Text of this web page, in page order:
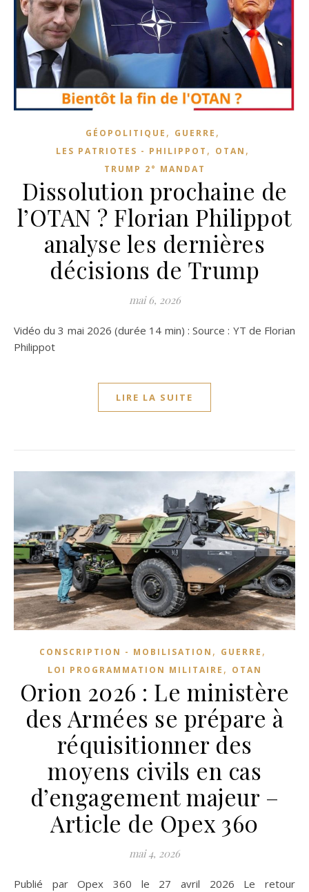
GÉOPOLITIQUE , GUERRE ,
LES PATRIOTES - PHILIPPOT , OTAN ,
TRUMP 2° MANDAT
Dissolution prochaine de
l’OTAN ? Florian Philippot
analyse les dernières
décisions de Trump
mai 6, 2026
Vidéo du 3 mai 2026 (durée 14 min) : Source : YT de Florian
Philippot
LIRE LA SUITE
CONSCRIPTION - MOBILISATION , GUERRE ,
LOI PROGRAMMATION MILITAIRE , OTAN
Orion 2026 : Le ministère
des Armées se prépare à
réquisitionner des
moyens civils en cas
d’engagement majeur –
Article de Opex 360
mai 4, 2026
Publié par Opex 360 le 27 avril 2026 Le retour